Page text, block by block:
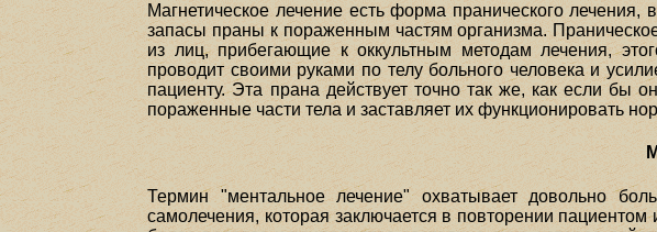
Магнетическое лечение есть форма пранического
запасы праны к пораженным частям организма.
из лиц, прибегающие к оккультным методам лечения,
проводит своими руками по телу больного человека и
пациенту. Эта прана действует точно так же, как если бы
пораженные части тела и заставляет их функционировать
Термин "ментальное лечение" охватывает довольно
самолечения, которая заключается в повторении